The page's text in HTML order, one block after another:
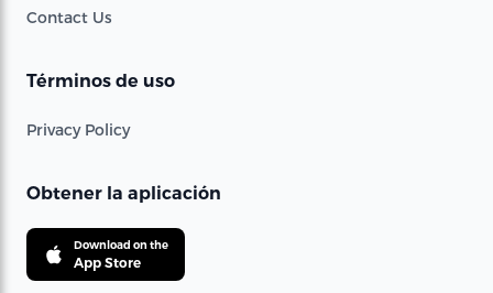
Contact Us
Términos de uso
Privacy Policy
Obtener la aplicación
Download on the
App Store